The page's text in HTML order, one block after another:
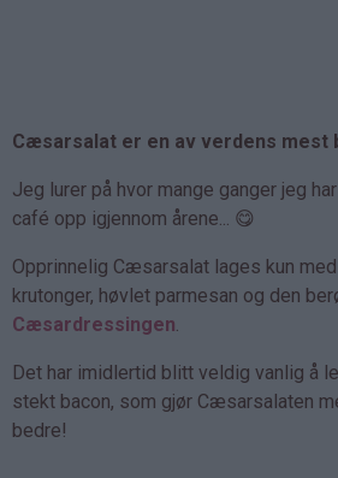
Cæsarsalat er en av verdens mest
Jeg lurer på hvor mange ganger jeg
café opp igjennom årene... 😋
Opprinnelig Cæsarsalat lages kun
krutonger, høvlet parmesan og den
Cæsardressingen.
Det har imidlertid blitt veldig vanlig å
stekt bacon, som gjør Cæsarsalaten
bedre!